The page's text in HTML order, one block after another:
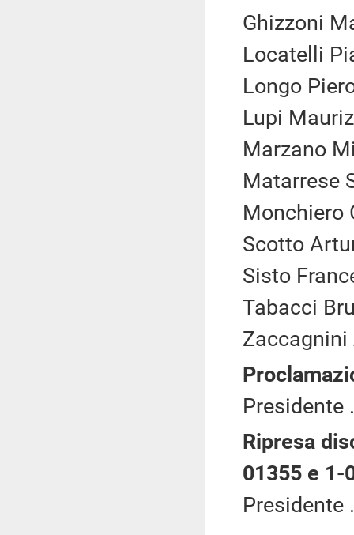
Ghizzoni
Locatelli
Longo
Lupi
Marzano
Matarrese
Monchiero
Scotto
Sisto
Tabacci
Presidente
Ripresa
01355 e 1-
Presidente